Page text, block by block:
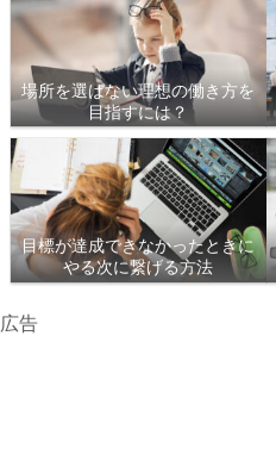
場所を選ばない理想の働き方を
目指すには？
目標が達成できなかったときに
やる次に繋げる方法
広告